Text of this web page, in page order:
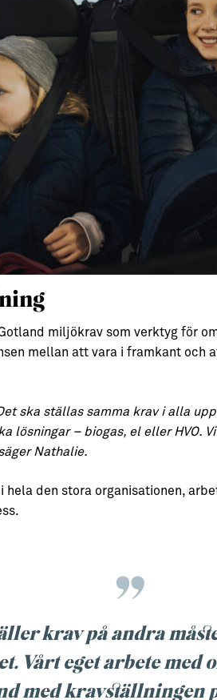
miljökrav som verktyg för
mellan att vara i framkant och
ska ställas samma krav i alla
lösningar – biogas, el eller HVO.
Nathalie.
den stora organisationen,
krav på andra
Vårt eget arbete med
med kravställningen